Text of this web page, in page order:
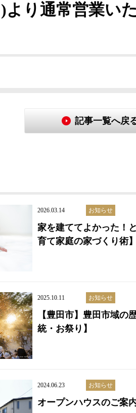
より通常営業い
記事一覧へ戻
2026.03.14 お知らせ
家を建ててよかった！
育て家庭の家づくり術】
2025.10.11 お知らせ
【豊田市】豊田市域の
統・お祭り】
2024.06.23 お知らせ
オープンハウスのご案